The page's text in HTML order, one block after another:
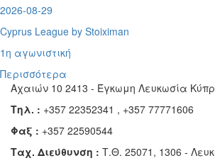
2026-08-29
Cyprus League by Stoiximan
1η αγωνιστική
Περισσότερα
Αχαιών 10 2413 - Έγκωμη Λευκωσία
Τηλ. : +357 22352341 , +357 77771606
Φαξ : +357 22590544
Ταχ. Διεύθυνση : Τ.Θ. 25071, 1306 -